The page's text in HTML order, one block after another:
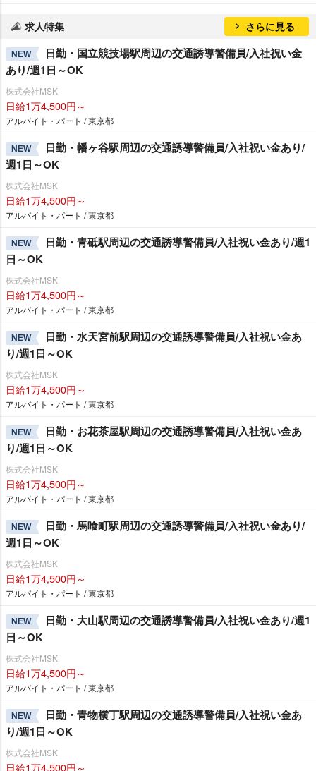
求人特集 さらに見る
NEW
日勤・国立競技場駅周辺の交通誘導警備員/入社祝い金
あり/週1日～OK
株式会社MSK
日給1万4,500円～
アルバイト・パート / 東京都
NEW
日勤・幡ヶ谷駅周辺の交通誘導警備員/入社祝い金あり/
週1日～OK
株式会社MSK
日給1万4,500円～
アルバイト・パート / 東京都
NEW
日勤・青砥駅周辺の交通誘導警備員/入社祝い金あり/週1
日～OK
株式会社MSK
日給1万4,500円～
アルバイト・パート / 東京都
NEW
日勤・水天宮前駅周辺の交通誘導警備員/入社祝い金あ
り/週1日～OK
株式会社MSK
日給1万4,500円～
アルバイト・パート / 東京都
NEW
日勤・お花茶屋駅周辺の交通誘導警備員/入社祝い金あ
り/週1日～OK
株式会社MSK
日給1万4,500円～
アルバイト・パート / 東京都
NEW
日勤・馬喰町駅周辺の交通誘導警備員/入社祝い金あり/
週1日～OK
株式会社MSK
日給1万4,500円～
アルバイト・パート / 東京都
NEW
日勤・大山駅周辺の交通誘導警備員/入社祝い金あり/週1
日～OK
株式会社MSK
日給1万4,500円～
アルバイト・パート / 東京都
NEW
日勤・青物横丁駅周辺の交通誘導警備員/入社祝い金あ
り/週1日～OK
株式会社MSK
日給1万4,500円～